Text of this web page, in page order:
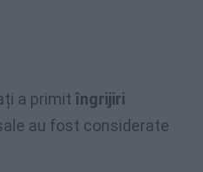
a primit îngrijiri
au fost considerate